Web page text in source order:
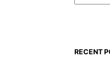
e
RECENT